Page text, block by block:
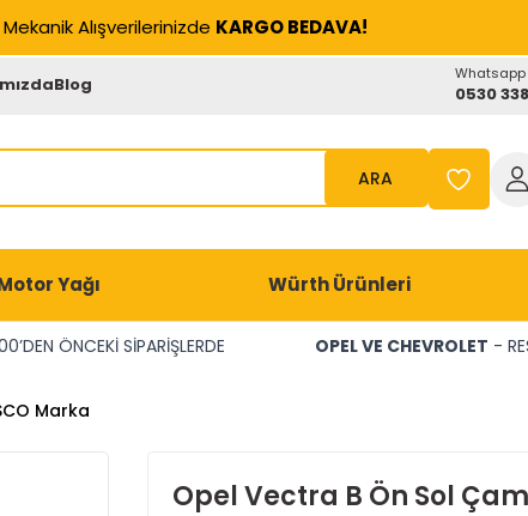
Alışverilerinizde KARGO BEDAVA!
Blog Whatsapp
0530
ARA
Yağı Würth Ürünleri
ÖNCEKİ SİPARİŞLERDE OPEL VE CHEVROLET -
Marka
Opel Vectra B Ön Sol